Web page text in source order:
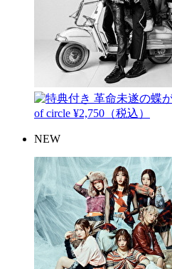
革命未遂の蝶
of circle ¥2,750（税込）
NEW